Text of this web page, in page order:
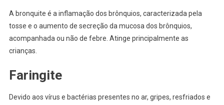
A bronquite é a inflamação dos brônquios, caracterizada pela
tosse e o aumento de secreção da mucosa dos brônquios,
acompanhada ou não de febre. Atinge principalmente as
crianças.
Faringite
Devido aos vírus e bactérias presentes no ar, gripes, resfriados e